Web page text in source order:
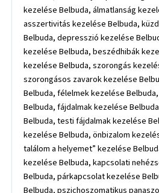
kezelése Belbuda, álmatlanság
asszertivitás kezelése Belbuda,
Belbuda, depresszió kezelése
kezelése Belbuda, beszédhibák
kezelése Belbuda, szorongás
szorongásos zavarok kezelése
Belbuda, félelmek kezelése
Belbuda, fájdalmak kezelése
Belbuda, testi fájdalmak kezelése
kezelése Belbuda, önbizalom
találom a helyemet” kezelése
kezelése Belbuda, kapcsolati
Belbuda, párkapcsolat kezelése